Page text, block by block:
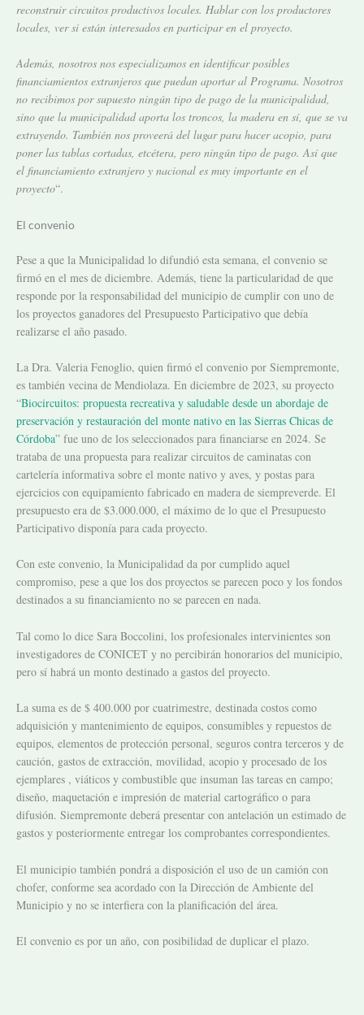
reconstruir circuitos productivos locales. Hablar con los productores
locales, ver si están interesados en participar en el proyecto.
Además, nosotros nos especializamos en identificar posibles
financiamientos extranjeros que puedan aportar al Programa. Nosotros
no recibimos por supuesto ningún tipo de pago de la municipalidad,
sino que la municipalidad aporta los troncos, la madera en sí, que se va
extrayendo. También nos proveerá del lugar para hacer acopio, para
poner las tablas cortadas, etcétera, pero ningún tipo de pago. Así que
el financiamiento extranjero y nacional es muy importante en el
proyecto“.
El convenio
Pese a que la Municipalidad lo difundió esta semana, el convenio se
firmó en el mes de diciembre. Además, tiene la particularidad de que
responde por la responsabilidad del municipio de cumplir con uno de
los proyectos ganadores del Presupuesto Participativo que debía
realizarse el año pasado.
La Dra. Valeria Fenoglio, quien firmó el convenio por Siempremonte,
es también vecina de Mendiolaza. En diciembre de 2023, su proyecto
“Biocircuitos: propuesta recreativa y saludable desde un abordaje de
preservación y restauración del monte nativo en las Sierras Chicas de
Córdoba” fue uno de los seleccionados para financiarse en 2024. Se
trataba de una propuesta para realizar circuitos de caminatas con
cartelería informativa sobre el monte nativo y aves, y postas para
ejercicios con equipamiento fabricado en madera de siempreverde. El
presupuesto era de $3.000.000, el máximo de lo que el Presupuesto
Participativo disponía para cada proyecto.
Con este convenio, la Municipalidad da por cumplido aquel
compromiso, pese a que los dos proyectos se parecen poco y los fondos
destinados a su financiamiento no se parecen en nada.
Tal como lo dice Sara Boccolini, los profesionales intervinientes son
investigadores de CONICET y no percibirán honorarios del municipio,
pero sí habrá un monto destinado a gastos del proyecto.
La suma es de $ 400.000 por cuatrimestre, destinada costos como
adquisición y mantenimiento de equipos, consumibles y repuestos de
equipos, elementos de protección personal, seguros contra terceros y de
caución, gastos de extracción, movilidad, acopio y procesado de los
ejemplares , viáticos y combustible que insuman las tareas en campo;
diseño, maquetación e impresión de material cartográfico o para
difusión. Siempremonte deberá presentar con antelación un estimado de
gastos y posteriormente entregar los comprobantes correspondientes.
El municipio también pondrá a disposición el uso de un camión con
chofer, conforme sea acordado con la Dirección de Ambiente del
Municipio y no se interfiera con la planificación del área.
El convenio es por un año, con posibilidad de duplicar el plazo.